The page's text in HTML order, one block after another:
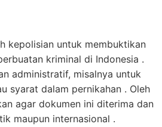
kepolisian untuk membuktikan
kriminal di Indonesia .
administratif, misalnya untuk
syarat dalam pernikahan . Oleh
agar dokumen ini diterima dan
maupun internasional .